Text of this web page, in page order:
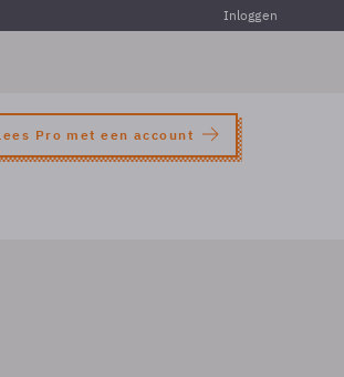
Inloggen
Pro met een account